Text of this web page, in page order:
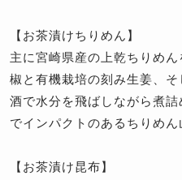
【お茶漬けちりめん】
主に宮崎県産の上乾ちりめ
椒と有機栽培の刻み生姜、
酒で水分を飛ばしながら煮
でインパクトのあるちりめん
【お茶漬け昆布】